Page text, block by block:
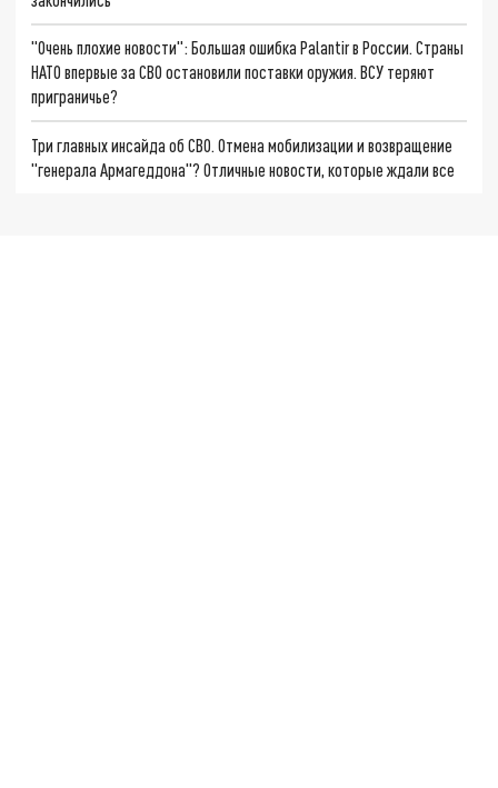
"Очень плохие новости": Большая ошибка Palantir в России. Страны
НАТО впервые за СВО остановили поставки оружия. ВСУ теряют
приграничье?
Три главных инсайда об СВО. Отмена мобилизации и возвращение
"генерала Армагеддона"? Отличные новости, которые ждали все